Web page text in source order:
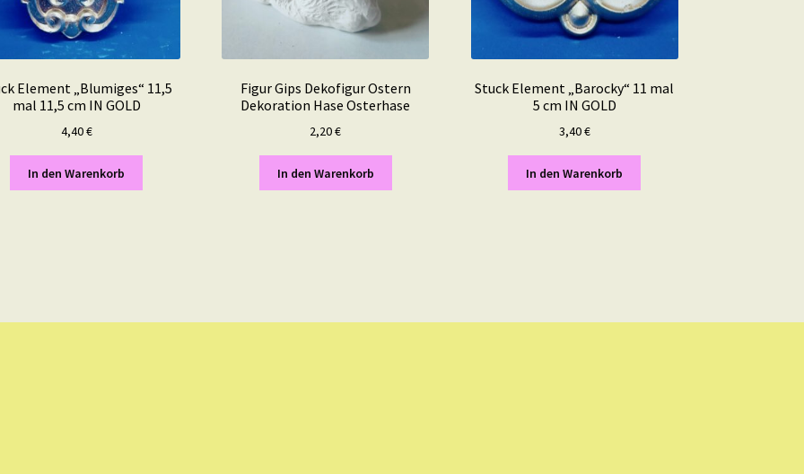
Element „Blumiges“ 11,5
mal 11,5 cm IN GOLD
4,40€
In den Warenkorb
Figur Gips Dekofigur Ostern
Dekoration Hase Osterhase
2,20€
In den Warenkorb
Stuck Element „Barocky“ 11 mal
5 cm IN GOLD
3,40€
In den Warenkorb